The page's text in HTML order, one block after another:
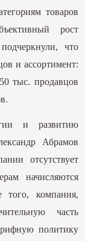
товаров
рост
что
и ассортимент:
тыс. продавцов
и развитию
Абрамов
отсутствует
начисляются
того, компания,
часть
политику